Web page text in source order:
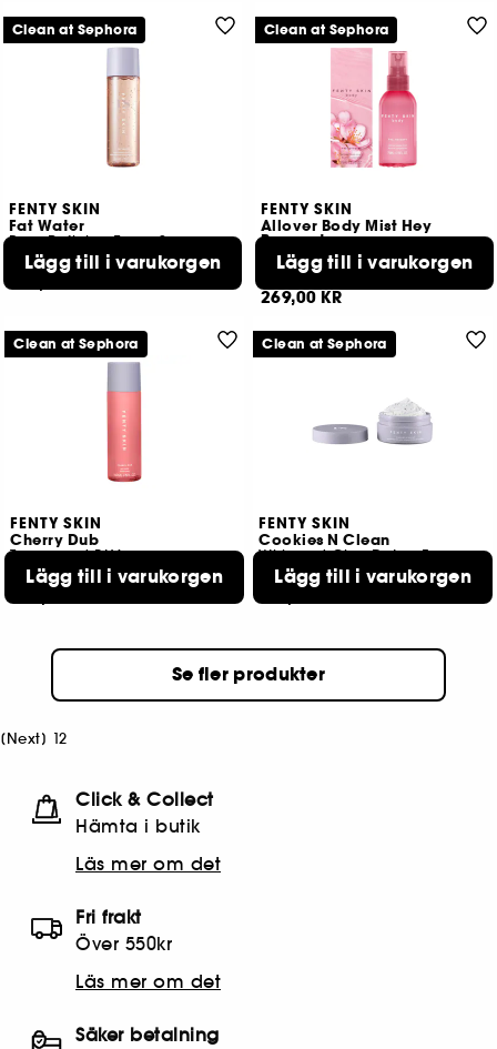
FENTY SKIN
Fat Water
Pore-Refining Toner Serum With Niacinamide
1619
409,00 KR
Lägg till i varukorgen
Clean at Sephora
FENTY SKIN
Allover Body Mist Hey
Bouquet
Body Mist
269,00 KR
Lägg till i varukorgen
Clean at Sephora
FENTY SKIN
Cherry Dub
Toner med BHA
318
409,00 KR
Lägg till i varukorgen
Clean at Sephora
FENTY SKIN
Cookies N Clean
Whipped Clay Detox Face Mask
602
479,00 KR
Lägg till i varukorgen
Clean at Sephora
Se fler produkter
[Next] 12
Click & Collect
Hämta i butik​
Läs mer om det
Fri frakt
Över 550kr
Läs mer om det
Säker betalning